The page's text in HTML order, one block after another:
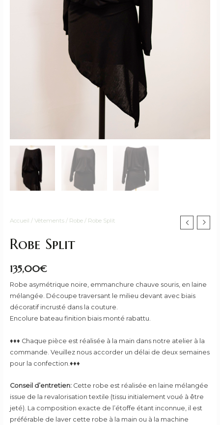
Accueil / Vêtements/ Robe/ Robe Split
Robe Split
135,00€
Robe asymétrique noire, emmanchure chauve souris, en laine
mélangée. Découpe traversant le milieu devant avec biais
décoratif incrusté dans la couture.
Encolure bateau finition biais monté rabattu.
♦♦♦ Chaque pièce est réalisée à la main dans notre atelier à la
commande. Veuillez nous accorder un délai de deux semaines
pour la confection.♦♦♦
Conseil d’entretien:Cette robe est réalisée en laine mélangée
issue de la revalorisation textile (tissu initialement voué à être
jeté). La composition exacte de l’étoffe étant inconnue, il est
préférable de laver cette robe à la main ou à la machine